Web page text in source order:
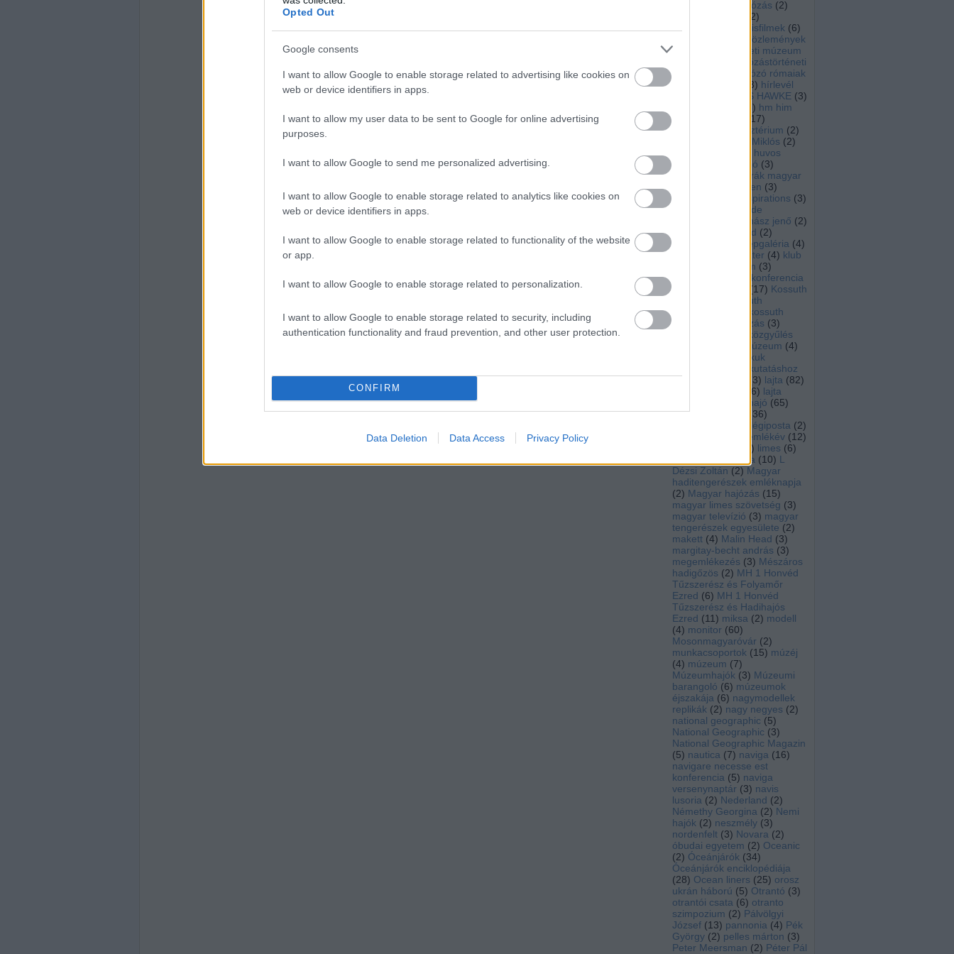
Opted Out
Google consents
I want to allow Google to enable storage related to advertising like cookies on
web or device identifiers in apps.
I want to allow my user data to be sent to Google for online advertising
purposes.
I want to allow Google to send me personalized advertising.
I want to allow Google to enable storage related to analytics like cookies on
web or device identifiers in apps.
I want to allow Google to enable storage related to functionality of the website
or app.
I want to allow Google to enable storage related to personalization.
I want to allow Google to enable storage related to security, including
authentication functionality and fraud prevention, and other user protection.
CONFIRM
Data Deletion Data Access Privacy Policy
hajózás (2)
2)
hajózástörténeti kisfilmek (6)
hajózástörténeti közlemények
(
hajózástörténeti múzeum
hajózástörténeti
Hajózó rómaiak
3) hírlevél
HMS HAWKE (3)
) hm him
17)
honvédelmi minisztérium (2)
Horthy Miklós (2)
huvos
inforádió (3)
Innováció az osztrák magyar
haditengerészetben (3)
Inspirations (3)
Izolde
juhász jenő (2)
Jütland (2)
képgaléria (4)
klaszter (4) klub
komárom (3)
konferencia
(17) Kossuth
Kossuth
kossuth
koszorúzás (3)
közgyűlés
közlekedési múzeum (4)
kuk
kutatáshoz
modellépítéshez
3) lajta (82)
36) lajta
monitor múzeumhajó (65)
lajta ujjászületés
36)
légiposta (2)
leitha emlékév (12)
) limes (6)
Lusitania (10) L
Dézsi Zoltán (2) Magyar
haditengerészek emléknapja
(2) Magyar hajózás (15)
magyar limes szövetség (3)
magyar televízió (3) magyar
tengerészek egyesülete (2)
makett (4) Malin Head (3)
margitay-becht andrás (3)
megemlékezés (3) Mészáros
hadigőzös (2) MH 1 Honvéd
Tűzszerész és Folyamőr
Ezred (6) MH 1 Honvéd
Tűzszerész és Hadihajós
Ezred (11) miksa (2) modell
(4) monitor (60)
Mosonmagyaróvár (2)
munkacsoportok (15) múzéj
(4) múzeum (7)
Múzeumhajók (3) Múzeumi
barangoló (6) múzeumok
éjszakája (6) nagymodellek
replikák (2) nagy negyes (2)
national geographic (5)
National Geographic (3)
National Geographic Magazin
(5) nautica (7) naviga (16)
navigare necesse est
konferencia (5) naviga
versenynaptár (3) navis
lusoria (2) Nederland (2)
Némethy Georgina (2) Nemi
hajók (2) neszmély (3)
nordenfelt (3) Novara (2)
óbudai egyetem (2) Oceanic
(2) Óceánjárók (34)
Óceánjárók enciklopédiája
(28) Ocean liners (25) orosz
ukrán háború (5) Otrantó (3)
otrantói csata (6) otranto
szimpozium (2) Pálvölgyi
József (13) pannonia (4) Pék
György (2) pelles márton (3)
Peter Meersman (2) Péter Pál